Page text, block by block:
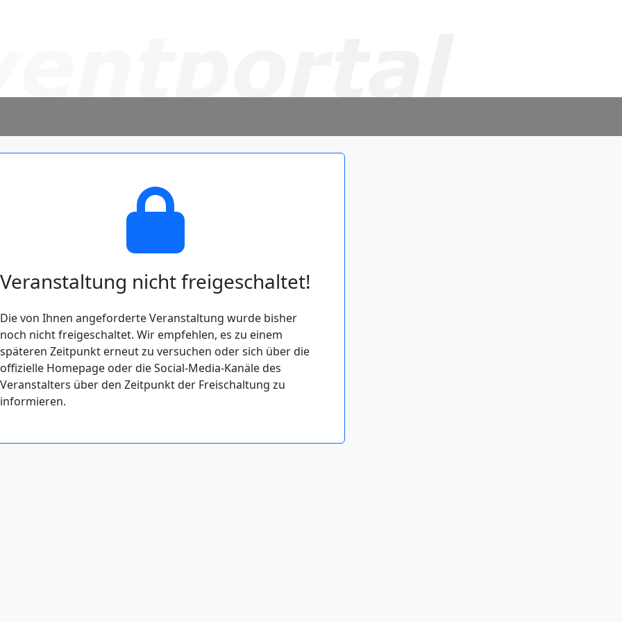
Veranstaltung nicht freigeschaltet!
Die von Ihnen angeforderte Veranstaltung wurde bisher
noch nicht freigeschaltet. Wir empfehlen, es zu einem
späteren Zeitpunkt erneut zu versuchen oder sich über die
offizielle Homepage oder die Social-Media-Kanäle des
Veranstalters über den Zeitpunkt der Freischaltung zu
informieren.